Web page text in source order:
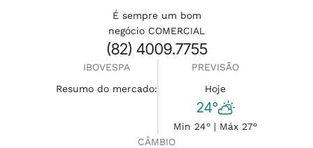
É sempre um bom
negócio COMERCIAL
(82) 4009.7755
IBOVESPA
Resumo do mercado:
PREVISÃO
Hoje
24°
Min 24° | Máx 27°
CÂMBIO